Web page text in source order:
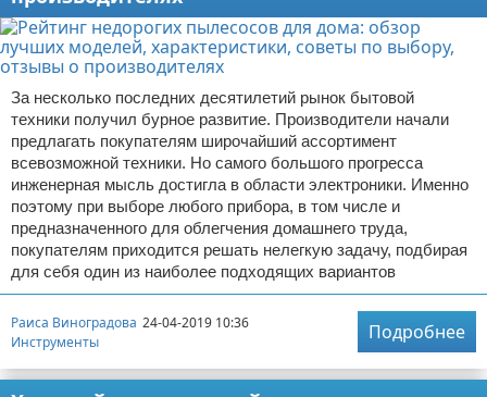
За несколько последних десятилетий рынок бытовой
техники получил бурное развитие. Производители начали
предлагать покупателям широчайший ассортимент
всевозможной техники. Но самого большого прогресса
инженерная мысль достигла в области электроники. Именно
поэтому при выборе любого прибора, в том числе и
предназначенного для облегчения домашнего труда,
покупателям приходится решать нелегкую задачу, подбирая
для себя один из наиболее подходящих вариантов
Раиса Виноградова 24-04-2019 10:36
Инструменты
Подробнее